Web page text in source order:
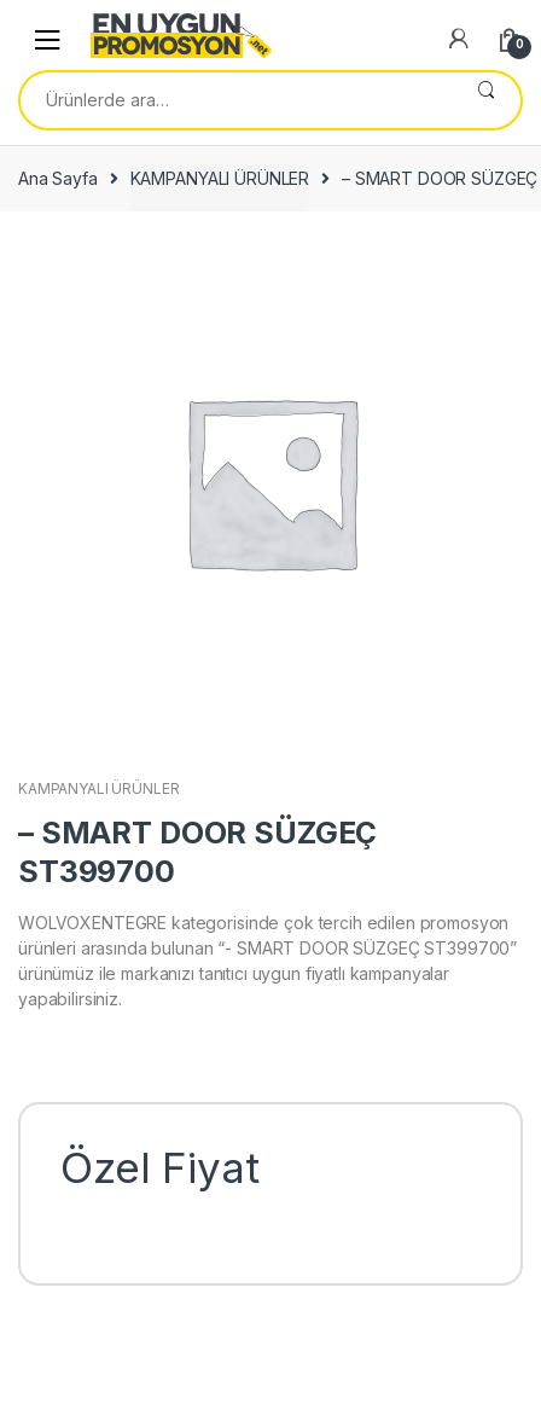
navigation
content
0
Ara:
Ana Sayfa KAMPANYALI ÜRÜNLER – SMART DOOR
KAMPANYALI ÜRÜNLER
– SMART DOOR SÜZGEÇ
ST399700
WOLVOXENTEGRE kategorisinde çok tercih edilen promosyon
ürünleri arasında bulunan “- SMART DOOR SÜZGEÇ ST399700”
ürünümüz ile markanızı tanıtıcı uygun fiyatlı kampanyalar
yapabilirsiniz.
Özel Fiyat